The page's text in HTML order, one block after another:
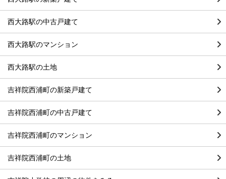
西大路駅の中古戸建て
西大路駅のマンション
西大路駅の土地
吉祥院西浦町の新築戸建て
吉祥院西浦町の中古戸建て
吉祥院西浦町のマンション
吉祥院西浦町の土地